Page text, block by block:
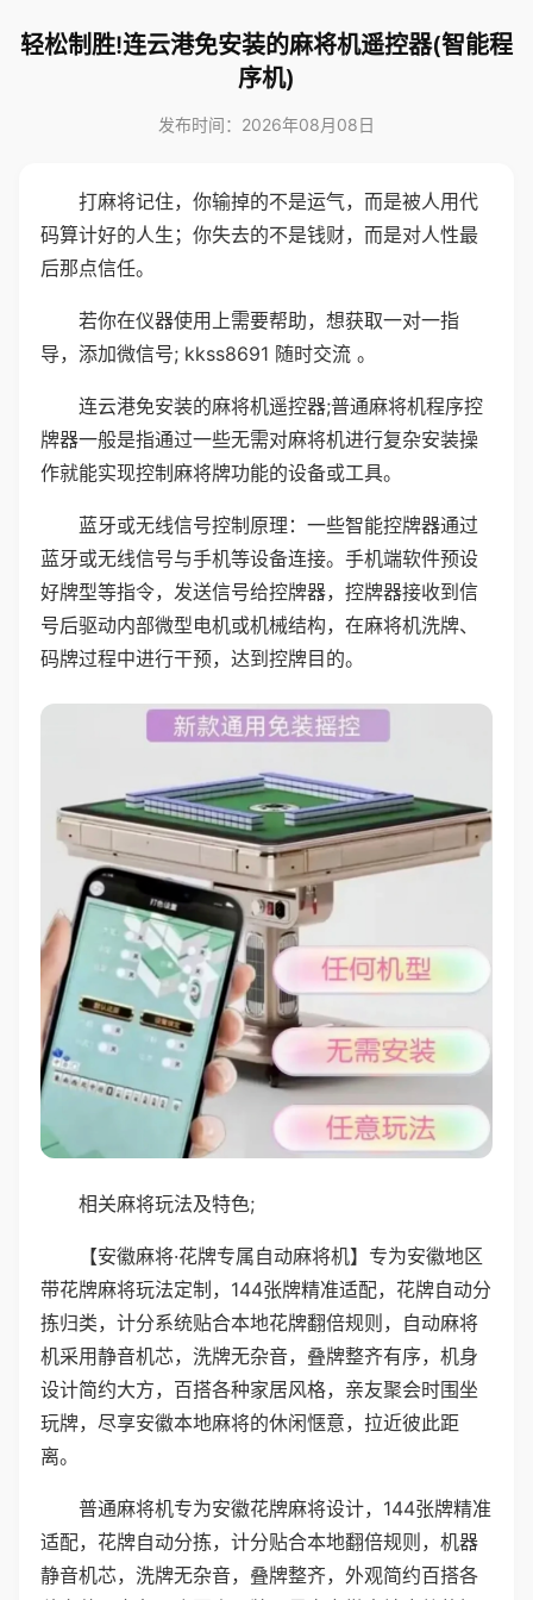
轻松制胜!连云港免安装的麻将机遥控器(智能程
序机)
发布时间：2026年08月08日
打麻将记住，你输掉的不是运气，而是被人用代
码算计好的人生；你失去的不是钱财，而是对人性最
后那点信任。
若你在仪器使用上需要帮助，想获取一对一指
导，添加微信号; kkss8691 随时交流 。
连云港免安装的麻将机遥控器;普通麻将机程序控
牌器一般是指通过一些无需对麻将机进行复杂安装操
作就能实现控制麻将牌功能的设备或工具。
蓝牙或无线信号控制原理：一些智能控牌器通过
蓝牙或无线信号与手机等设备连接。手机端软件预设
好牌型等指令，发送信号给控牌器，控牌器接收到信
号后驱动内部微型电机或机械结构，在麻将机洗牌、
码牌过程中进行干预，达到控牌目的。
相关麻将玩法及特色;
【安徽麻将·花牌专属自动麻将机】专为安徽地区
带花牌麻将玩法定制，144张牌精准适配，花牌自动分
拣归类，计分系统贴合本地花牌翻倍规则，自动麻将
机采用静音机芯，洗牌无杂音，叠牌整齐有序，机身
设计简约大方，百搭各种家居风格，亲友聚会时围坐
玩牌，尽享安徽本地麻将的休闲惬意，拉近彼此距
离。
普通麻将机专为安徽花牌麻将设计，144张牌精准
适配，花牌自动分拣，计分贴合本地翻倍规则，机器
静音机芯，洗牌无杂音，叠牌整齐，外观简约百搭各